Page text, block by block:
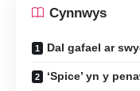
Cynnwys
Dal gafael ar
‘Spice’ yn y